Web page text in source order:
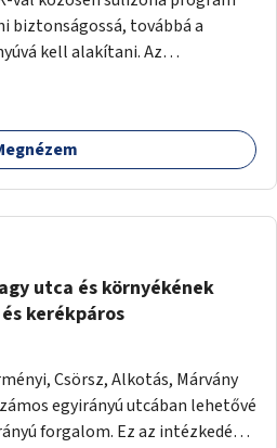
biztonságossá, továbbá a
kell alakítani. Az
a Művelődés utca pedig
és védett útszakasszá kell
(aktív/passzív) -
utca - Park utca tengelyen.
utca és környékének
kerékpáros
Csörsz, Alkotás, Márvány
egyirányú utcában lehetővé
forgalom. Ez az intézkedés